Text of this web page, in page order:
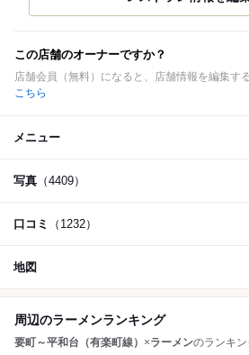
この店舗のオーナーですか？
店舗会員（無料）になると、店舗情報を編集す
こちら
メニュー
写真 （4409）
口コミ （1232）
地図
周辺のラーメンランキング
要町～平和台（有楽町線） ×ラーメンのランキン